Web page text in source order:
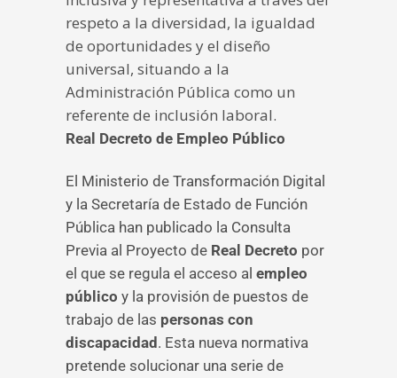
respeto a la diversidad, la igualdad
de oportunidades y el diseño
universal, situando a la
Administración Pública como un
referente de inclusión laboral.
Real Decreto de Empleo Público
El Ministerio de Transformación Digital
y la Secretaría de Estado de Función
Pública han publicado la Consulta
Previa al Proyecto de Real Decreto por
el que se regula el acceso al empleo
público y la provisión de puestos de
trabajo de las personas con
discapacidad . Esta nueva normativa
pretende solucionar una serie de